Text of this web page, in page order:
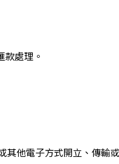
處理。
他電子方式開立、傳輸